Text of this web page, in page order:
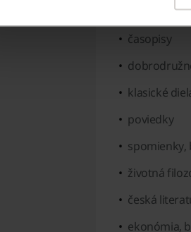
časopisy
klasické
poviedky
spomienky,
životná
česká
ekonómia,